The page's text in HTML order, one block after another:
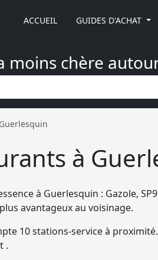
ACCUEIL GUIDES D'ACHAT
moins chère
Guerlesquin
à
à Guerlesquin : Gazole,
avantageux au voisinage.
10 stations-service à
.